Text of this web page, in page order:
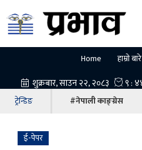
Home हाम्रो बारे
ट्रेन्डिङ #नेपाली काङ्ग्रेस
ई-पेपर